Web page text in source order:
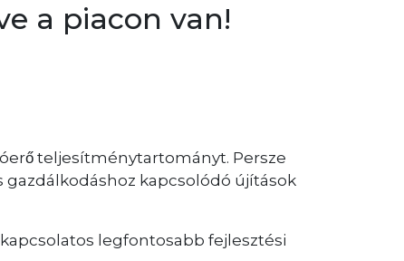
a piacon van!
teljesítménytartományt. Persze
gazdálkodáshoz kapcsolódó újítások
legfontosabb fejlesztési